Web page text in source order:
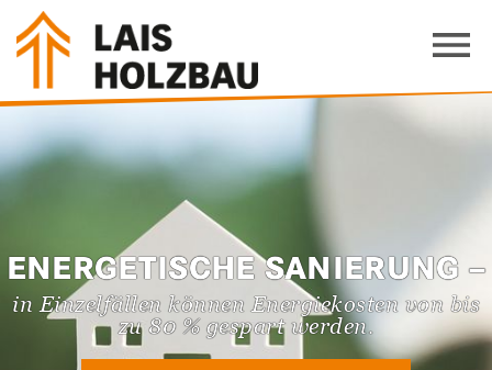
ENERGETISCHE SANIERUNG –
in Einzelfällen können Energiekosten von bis
zu 80 % gespart werden.